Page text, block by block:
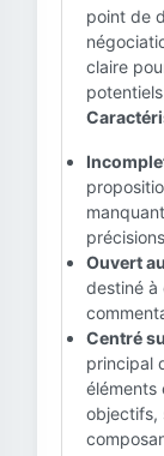
point de
claire
Ouvert
destiné à
Centré
principal
éléments
objectifs,